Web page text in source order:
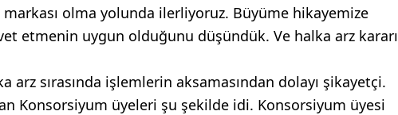
olma yolunda ilerliyoruz. Büyüme hikayemize
etmenin uygun olduğunu düşündük. Ve halka arz kararı
arz sırasında işlemlerin aksamasından dolayı şikayetçi.
Konsorsiyum üyeleri şu şekilde idi. Konsorsiyum üyesi